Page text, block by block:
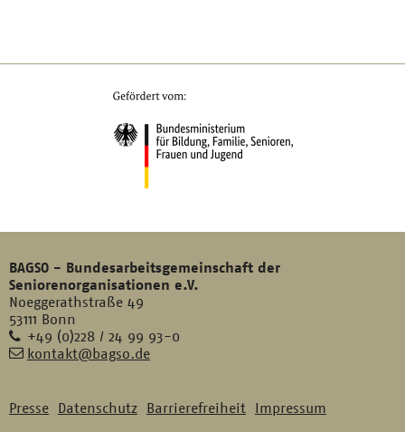
BAGSO - Bundesarbeitsgemeinschaft der
Seniorenorganisationen e.V.
Noeggerathstraße 49
53111 Bonn
Telefon
+49 (0)228 / 24 99 93-0
E- kontakt@bagso.de
Presse Datenschutz Barrierefreiheit Impressum